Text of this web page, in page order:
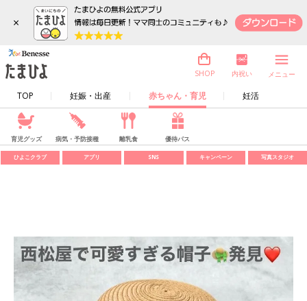
×
TOP 妊娠・出産 赤ちゃん・育児 妊活
SHOP 内祝い メニュー
育児グッズ 病気・予防接種 離乳食 優待パス
ひよこクラブ アプリ SNS キャンペーン 写真スタジオ